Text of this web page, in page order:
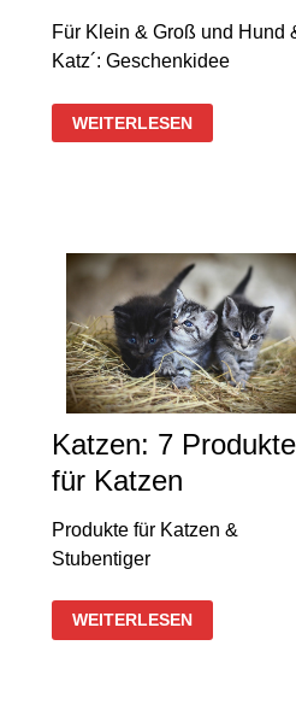
Für Klein & Groß und Hund
Katz´: Geschenkidee
1
WÄRMEFLASCHE
WEITERLESEN
Katzen: 7 Produkte
für Katzen
Produkte für Katzen &
Stubentiger
KATZEN:
7
PRODUKTE
WEITERLESEN